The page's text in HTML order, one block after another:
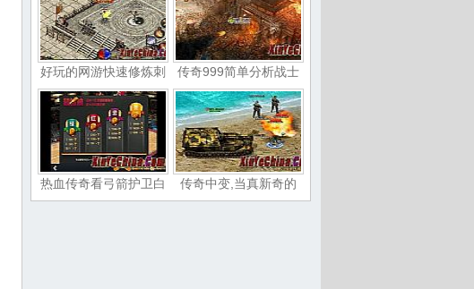
好玩的网游快速修炼刺 传奇999简单分析战士
热血传奇看弓箭护卫白 传奇中变,当真新奇的